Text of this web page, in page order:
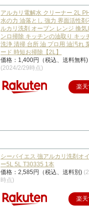
アルカリ電解水 クリーナー 2L
水の力 油落とし 強力 界面活性剤
ルカリ洗剤 オーブン レンジ 換気
ンロ掃除 キッチンの油取り キッ
洗浄 清掃 台所 油 プロ用 油汚れ
ード 時短お掃除【2L】
価格：1,400円（税込、送料無料)
(2024/2/29時点)
楽
シーバイエス 強アルカリ洗剤オ
ー5L 5L T30335 1本
価格：2,585円（税込、送料別)
時点)
楽